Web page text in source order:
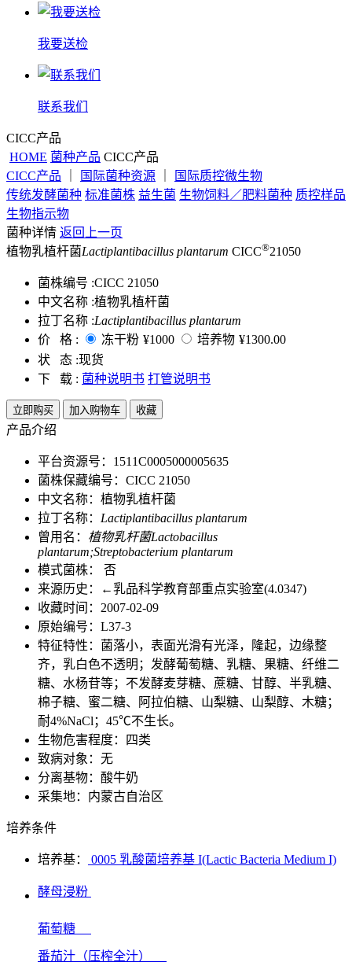
我要送检
联系我们
CICC产品
HOME 菌种产品 CICC产品
CICC产品
国际菌种资源
国际质控微生物
传统发酵菌种 标准菌株 益生菌 生物饲料／肥料菌种 质控样品
生物指示物
菌种详情 返回上一页
植物乳植杆菌Lactiplantibacillus plantarum CICC®21050
菌株编号 :CICC 21050
中文名称 :植物乳植杆菌
拉丁名称 :Lactiplantibacillus plantarum
价 格 :
冻干粉 ¥1000 培养物 ¥1300.00
状 态 :现货
下 载 : 菌种说明书 打管说明书
立即购买 加入购物车 收藏
产品介绍
平台资源号：1511C0005000005635
菌株保藏编号：CICC 21050
中文名称：植物乳植杆菌
拉丁名称： Lactiplantibacillus plantarum
曾用名： 植物乳杆菌Lactobacillus
plantarum;Streptobacterium plantarum
模式菌株： 否
来源历史：←乳品科学教育部重点实验室(4.0347)
收藏时间：2007-02-09
原始编号：L37-3
特征特性：菌落小，表面光滑有光泽，隆起，边缘整
齐，乳白色不透明；发酵葡萄糖、乳糖、果糖、纤维二
糖、水杨苷等；不发酵麦芽糖、蔗糖、甘醇、半乳糖、
棉子糖、蜜二糖、阿拉伯糖、山梨糖、山梨醇、木糖；
耐4%NaCl；45℃不生长。
生物危害程度：四类
致病对象：无
分离基物：酸牛奶
采集地：内蒙古自治区
培养条件
培养基： 0005 乳酸菌培养基 I(Lactic Bacteria Medium I)
酵母浸粉
葡萄糖
番茄汁（压榨全汁）